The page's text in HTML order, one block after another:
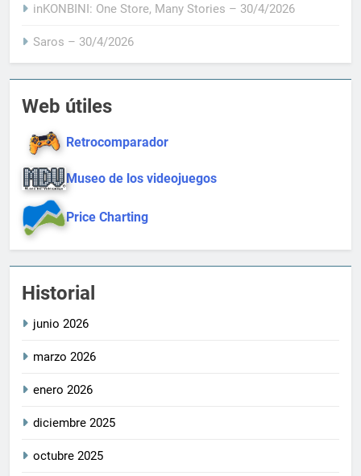
inKONBINI: One Store, Many Stories – 30/4/2026
Saros – 30/4/2026
Web útiles
Retrocomparador
Museo de los videojuegos
Price Charting
Historial
junio 2026
marzo 2026
enero 2026
diciembre 2025
octubre 2025